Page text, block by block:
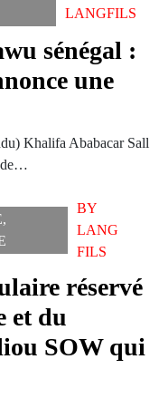
LANGFILS
sénégal :
une
Khalifa Ababacar Sall
de…
,
BY
LANG
FILS
réservé
et du
SOW qui